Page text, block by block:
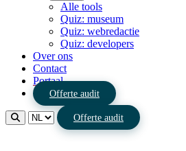
Alle tools
Quiz: museum
Quiz: webredactie
Quiz: developers
Over ons
Contact
Portaal
Offerte audit
Offerte audit